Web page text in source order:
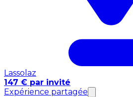
Lassolaz
147 € par invité
Expérience partagée